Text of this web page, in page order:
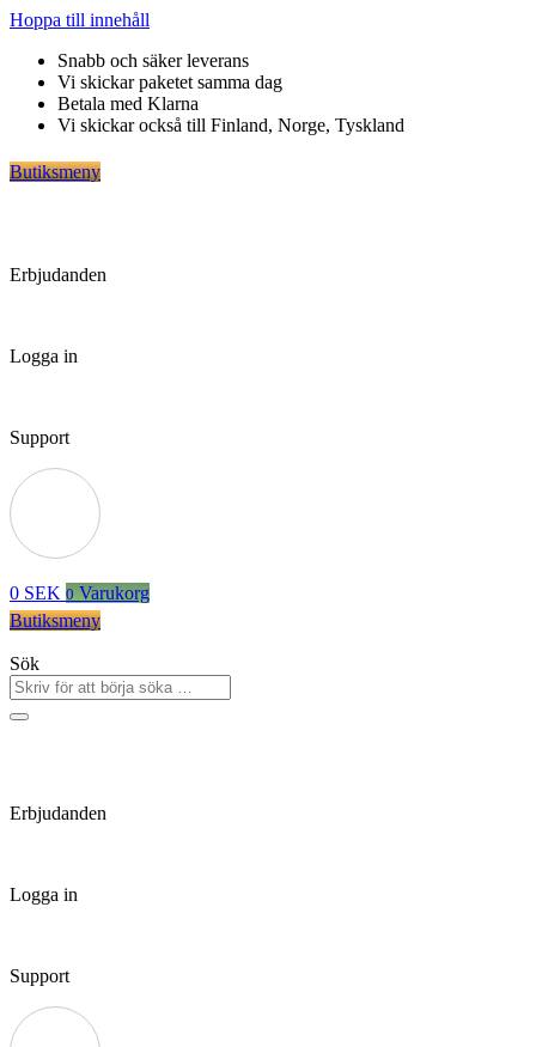
Hoppa till innehåll
Snabb och säker leverans
Vi skickar paketet samma dag
Betala med Klarna
Vi skickar också till Finland, Norge, Tyskland
Butiksmeny
Erbjudanden
Logga in
Support
0 SEK 0 Varukorg
Butiksmeny
Sök
Erbjudanden
Logga in
Support